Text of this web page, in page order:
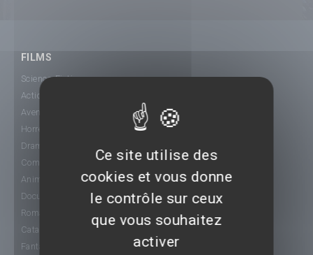
FILMS
Science-Fiction
Action
Aventure
Horreur
Drame
Comédie
Animation
Documentaire
Romance
Catastrophe
Fantastique
Ce site utilise des
cookies et vous donne
le contrôle sur ceux
que vous souhaitez
activer